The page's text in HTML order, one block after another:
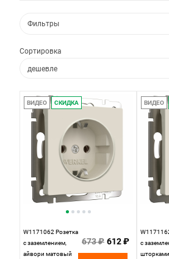
Фильтры
Сортировка
дешевле
по популярности
по новизне
ВИДЕО СКИДКА
W1171062 Розетка
с заземлением,
айвори матовый
673 ₽ 612 ₽
ВИДЕО
с